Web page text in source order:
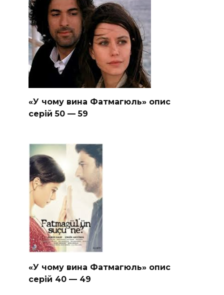
«У чому вина Фатмагюль» опис
серій 50 — 59
«У чому вина Фатмагюль» опис
серій 40 — 49